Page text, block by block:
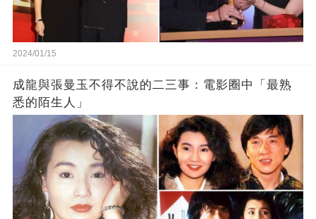
2024/01/15
成龍與張曼玉不得不說的二三事：電影圈中「最熟
悉的陌生人」